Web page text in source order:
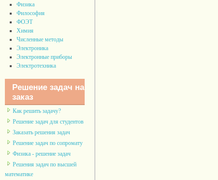
Физика
Философия
ФОЭТ
Химия
Численные методы
Электроника
Электронные приборы
Электротехника
Решение задач на
заказ
Как решить задачу?
Решение задач для студентов
Заказать решения задач
Решение задач по сопромату
Физика - решение задач
Решения задач по высшей
математике